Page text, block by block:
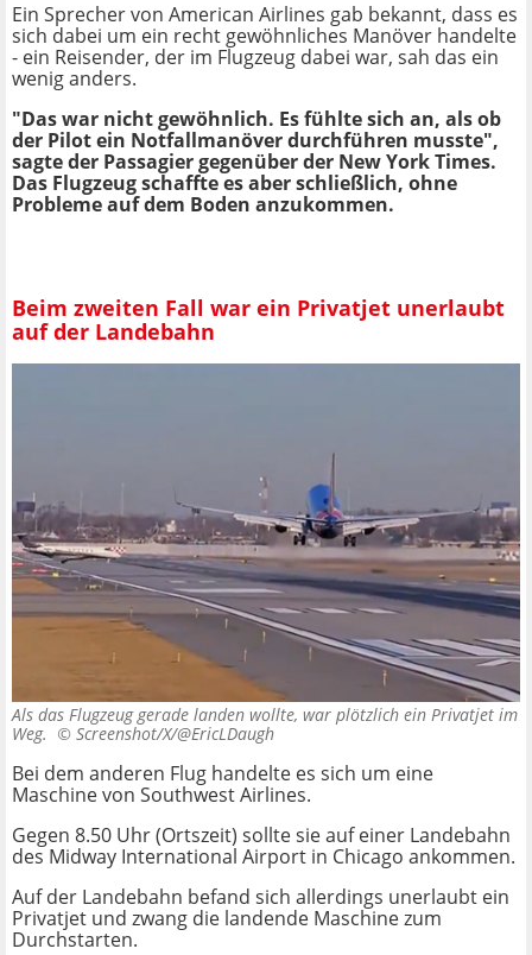
Ein Sprecher von American Airlines gab bekannt, dass es
sich dabei um ein recht gewöhnliches Manöver handelte
- ein Reisender, der im Flugzeug dabei war, sah das ein
wenig anders.
"Das war nicht gewöhnlich. Es fühlte sich an, als ob
der Pilot ein Notfallmanöver durchführen musste",
sagte der Passagier gegenüber der New York Times.
Das Flugzeug schaffte es aber schließlich, ohne
Probleme auf dem Boden anzukommen.
Beim zweiten Fall war ein Privatjet unerlaubt
auf der Landebahn
Als das Flugzeug gerade landen wollte, war plötzlich ein Privatjet im
Weg. © Screenshot/X/@EricLDaugh
Bei dem anderen Flug handelte es sich um eine
Maschine von Southwest Airlines.
Gegen 8.50 Uhr (Ortszeit) sollte sie auf einer Landebahn
des Midway International Airport in Chicago ankommen.
Auf der Landebahn befand sich allerdings unerlaubt ein
Privatjet und zwang die landende Maschine zum
Durchstarten.